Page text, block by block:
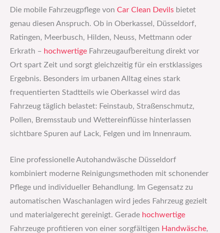
Die mobile Fahrzeugpflege von Car Clean Devils bietet
genau diesen Anspruch. Ob in Oberkassel, Düsseldorf,
Ratingen, Meerbusch, Hilden, Neuss, Mettmann oder
Erkrath – hochwertige Fahrzeugaufbereitung direkt vor
Ort spart Zeit und sorgt gleichzeitig für ein erstklassiges
Ergebnis. Besonders im urbanen Alltag eines stark
frequentierten Stadtteils wie Oberkassel wird das
Fahrzeug täglich belastet: Feinstaub, Straßenschmutz,
Pollen, Bremsstaub und Wettereinflüsse hinterlassen
sichtbare Spuren auf Lack, Felgen und im Innenraum.
Eine professionelle Autohandwäsche Düsseldorf
kombiniert moderne Reinigungsmethoden mit schonender
Pflege und individueller Behandlung. Im Gegensatz zu
automatischen Waschanlagen wird jedes Fahrzeug gezielt
und materialgerecht gereinigt. Gerade hochwertige
Fahrzeuge profitieren von einer sorgfältigen Handwäsche,